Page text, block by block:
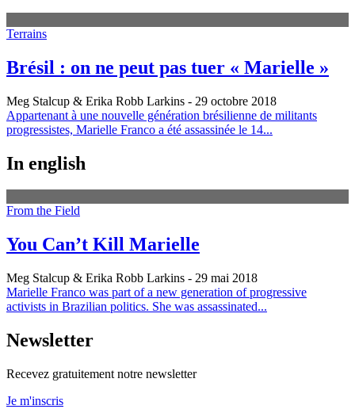
Terrains
Brésil : on ne peut pas tuer « Marielle »
Meg Stalcup & Erika Robb Larkins - 29 octobre 2018
Appartenant à une nouvelle génération brésilienne de militants
progressistes, Marielle Franco a été assassinée le 14...
In english
From the Field
You Can’t Kill Marielle
Meg Stalcup & Erika Robb Larkins - 29 mai 2018
Marielle Franco was part of a new generation of progressive
activists in Brazilian politics. She was assassinated...
Newsletter
Recevez gratuitement notre newsletter
Je m'inscris